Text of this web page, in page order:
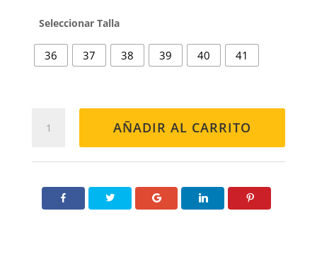
Talla
36 37 38 39 40 41
LISA
cantidad
AÑADIR AL CARRITO